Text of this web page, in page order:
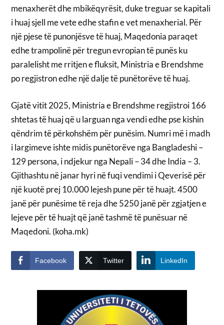
menaxherët dhe mbikëqyrësit, duke treguar se kapitali
i huaj sjell me vete edhe stafin e vet menaxherial. Për
një pjese të punonjësve të huaj, Maqedonia paraqet
edhe trampolinë për tregun evropian të punës ku
paralelisht me rritjen e fluksit, Ministria e Brendshme
po regjistron edhe një dalje të punëtorëve të huaj.
Gjatë vitit 2025, Ministria e Brendshme regjistroi 166
shtetas të huaj që u larguan nga vendi edhe pse kishin
qëndrim të përkohshëm për punësim. Numri më i madh
i largimeve ishte midis punëtorëve nga Bangladeshi –
129 persona, i ndjekur nga Nepali – 34 dhe India – 3.
Gjithashtu në janar hyri në fuqi vendimi i Qeverisë për
një kuotë prej 10.000 lejesh pune për të huajt. 4500
janë për punësime të reja dhe 5250 janë për zgjatjen e
lejeve për të huajt që janë tashmë të punësuar në
Maqedoni. (koha.mk)
Facebook Twitter LinkedIn